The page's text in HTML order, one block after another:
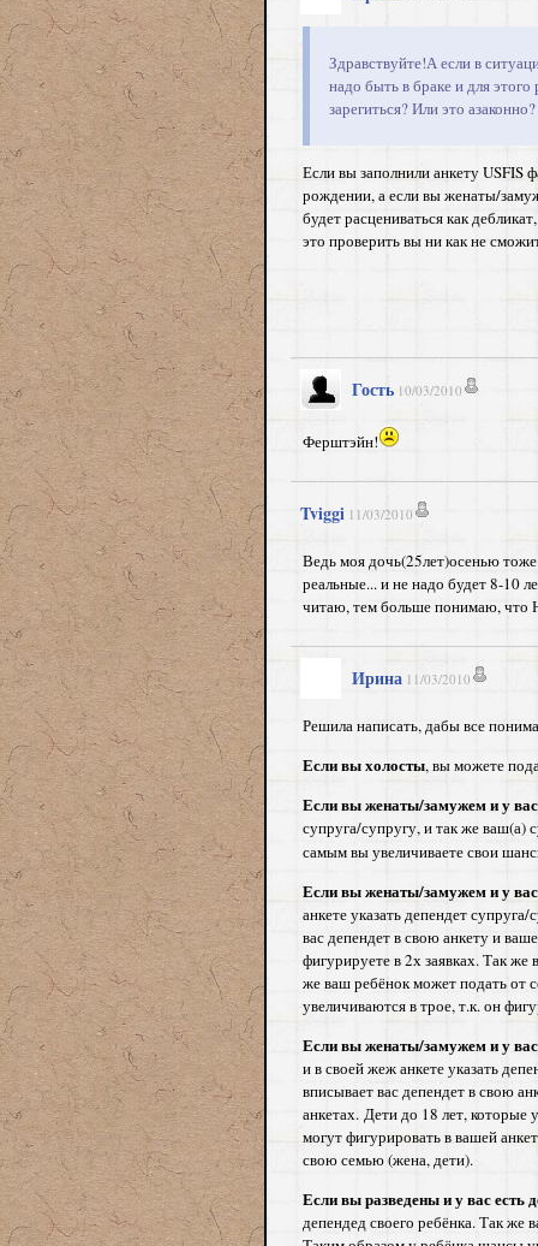
Здравствуйте!А если в
надо быть в браке и для
зарегиться? Или это азаконно?
Если вы заполнили анкету USFIS
рождении, а если вы женаты/
будет расцениваться как
это проверить вы ни как не
Гость 10/03/2010
Ферштэйн!
Tviggi 11/03/2010
Ведь моя дочь(25лет)осенью
реальные... и не надо будет 8-10
читаю, тем больше понимаю,
Ирина 11/03/2010
Решила написать, дабы все
Если вы холосты, вы можете
Если вы женаты/замужем и у вас
супруга/супругу, и так же ваш(а)
самым вы увеличиваете свои
Если вы женаты/замужем и у вас
анкете указать депендет
вас депендет в свою анкету и
фигурируете в 2х заявках. Так же
же ваш ребёнок может подать от
увеличиваются в трое, т.к. он
Если вы женаты/замужем и у вас
и в своей жеж анкете указать
вписывает вас депендет в свою
анкетах. Дети до 18 лет, которые
могут фигурировать в вашей
свою семью (жена, дети).
Если вы разведены и у вас есть
депендед своего ребёнка. Так же